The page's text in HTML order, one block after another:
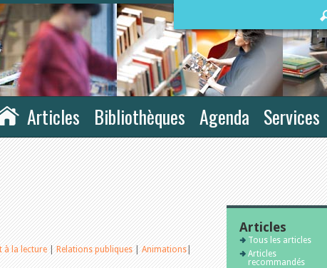
Articles Bibliothèques Agenda Services
à la lecture|Relations publiques|Animations|
Articles
Tous les articles
Articles
recommandés